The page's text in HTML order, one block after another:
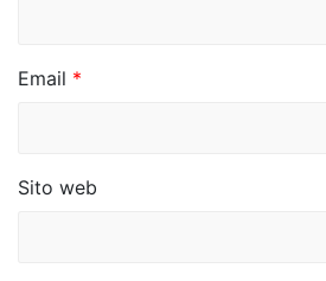
o
Email *
Sito web